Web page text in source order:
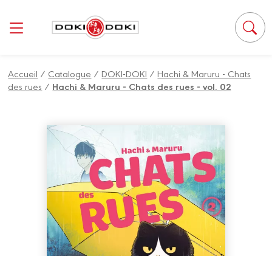
Accueil / Catalogue /DOKI-DOKI /Hachi & Maruru - Chats
des rues / Hachi & Maruru - Chats des rues - vol. 02